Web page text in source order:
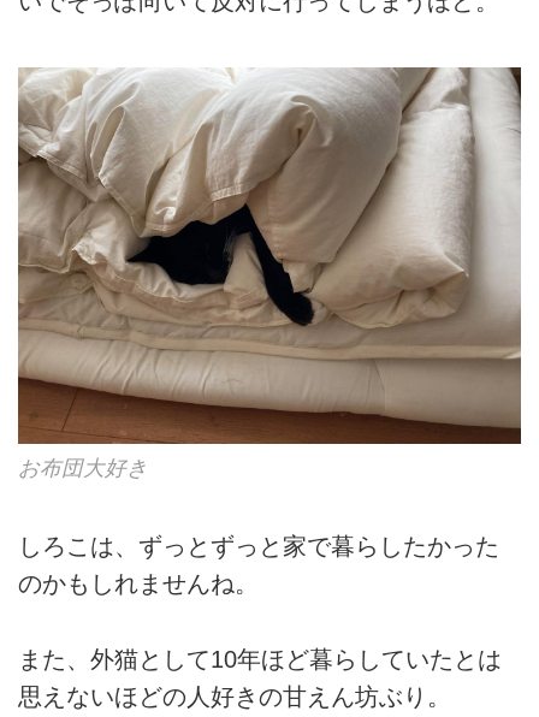
お布団大好き
しろこは、ずっとずっと家で暮らしたかった
のかもしれませんね。
また、外猫として10年ほど暮らしていたとは
思えないほどの人好きの甘えん坊ぶり。